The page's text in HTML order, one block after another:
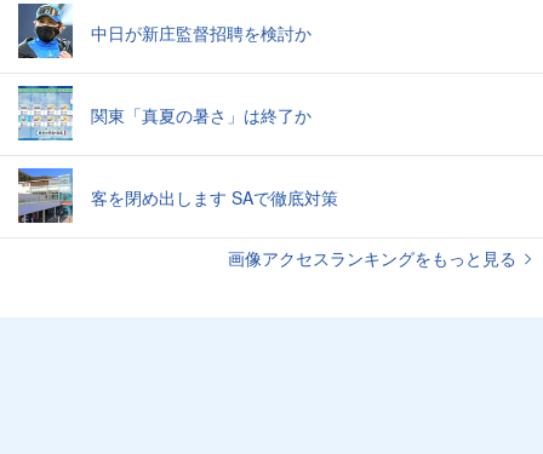
中日が新庄監督招聘を検討か
関東「真夏の暑さ」は終了か
客を閉め出します SAで徹底対策
画像アクセスランキングをもっと見る